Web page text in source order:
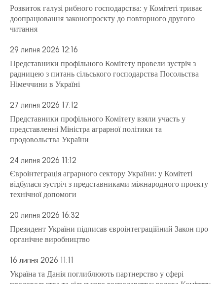
Розвиток галузі рибного господарства: у Комітеті триває
доопрацювання законопроєкту до повторного другого
читання
29 липня 2026 12:16
Представники профільного Комітету провели зустріч з
радницею з питань сільського господарства Посольства
Німеччини в Україні
27 липня 2026 17:12
Представники профільного Комітету взяли участь у
представленні Міністра аграрної політики та
продовольства України
24 липня 2026 11:12
Євроінтеграція аграрного сектору України: у Комітеті
відбулася зустріч з представниками міжнародного проєкту
технічної допомоги
20 липня 2026 16:32
Президент України підписав євроінтеграційний Закон про
органічне виробництво
16 липня 2026 11:11
Україна та Данія поглиблюють партнерство у сфері